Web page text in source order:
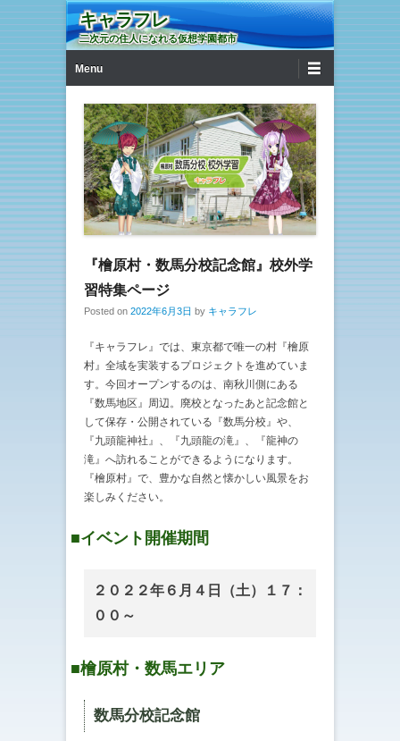
キャラフレ
二次元の住人になれる仮想学園都市
Menu
『檜原村・数馬分校記念館』校外学
習特集ページ
Posted on 2022年6月3日 by キャラフレ
『キャラフレ』では、東京都で唯一の村『檜原
村』全域を実装するプロジェクトを進めていま
す。今回オープンするのは、南秋川側にある
『数馬地区』周辺。廃校となったあと記念館と
して保存・公開されている『数馬分校』や、
『九頭龍神社』、『九頭龍の滝』、『龍神の
滝』へ訪れることができるようになります。
『檜原村』で、豊かな自然と懐かしい風景をお
楽しみください。
■イベント開催期間
２０２２年６月４日（土）１７：
００～
■檜原村・数馬エリア
数馬分校記念館